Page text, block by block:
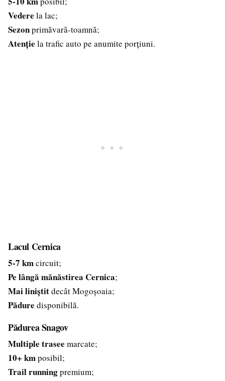
Vedere la lac;
Sezonprimăvară-toamnă;
Atenție la trafic auto pe anumite porțiuni.
Lacul Cernica
5-7 kmcircuit;
Pe lângă mănăstirea Cernica;
Mai liniștitdecât Mogoșoaia;
Pădure disponibilă.
Pădurea Snagov
Multiple trasee marcate;
10+ kmposibil;
Trail runningpremium;